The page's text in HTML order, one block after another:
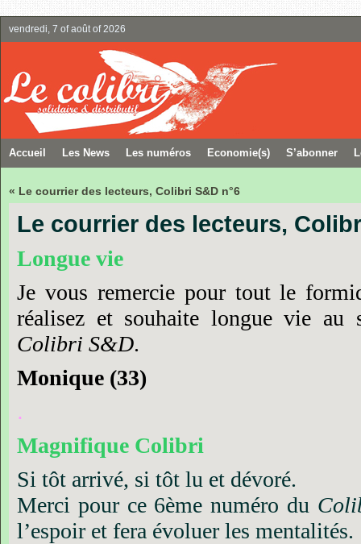
vendredi, 7 of août of 2026
Accueil Les News Les numéros Economie(s) S’abonner
« Le courrier des lecteurs, Colibri S&D n°6
Le courrier des lecteurs,
Longue vie
Je vous remercie pour tout le
réalisez et souhaite longue vie au
Colibri S&D.
Monique (33)
.
Magnifique Colibri
Si tôt arrivé, si tôt lu et dévoré.
Merci pour ce 6ème numéro du
l’espoir et fera évoluer les mentalités.